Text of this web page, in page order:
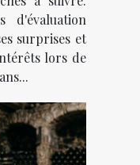
d'évaluation
surprises et
lors de